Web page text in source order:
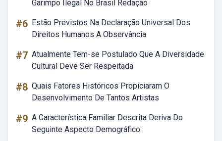
Garimpo Ilegal No Brasil Redação
#6 Estão Previstos Na Declaração Universal Dos
Direitos Humanos A Observância
#7 Atualmente Tem-se Postulado Que A Diversidade
Cultural Deve Ser Respeitada
#8 Quais Fatores Históricos Propiciaram O
Desenvolvimento De Tantos Artistas
#9 A Característica Familiar Descrita Deriva Do
Seguinte Aspecto Demográfico: